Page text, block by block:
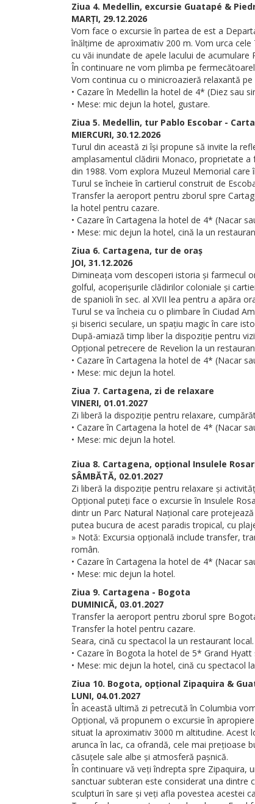
Ziua 4. Medellin, excursie Guatapé &
MARȚI, 29.12.2026
Vom face o excursie în partea de est a
înălțime de aproximativ 200 m. Vom urca
cu văi inundate de apele lacului de acumulare
În continuare ne vom plimba pe
Vom continua cu o minicroazieră relaxantă
• Cazare în Medellin la hotel de 4* (Diez sau
• Mese: mic dejun la hotel, gustare.
Ziua 5. Medellin, tur Pablo Escobar -
MIERCURI, 30.12.2026
Turul din această zi își propune să invite la
amplasamentul clădirii Monaco, proprietate
din 1988. Vom explora Muzeul Memorial
Turul se încheie în cartierul construit de
Transfer la aeroport pentru zborul spre
la hotel pentru cazare.
• Cazare în Cartagena la hotel de 4* (Nacar
• Mese: mic dejun la hotel, cină la un
Ziua 6. Cartagena, tur de oraș
JOI, 31.12.2026
Dimineața vom descoperi istoria și farmecul
golful, acoperișurile clădirilor coloniale și
de spanioli în sec. al XVII lea pentru a apăra
Turul se va încheia cu o plimbare în Ciudad
și biserici seculare, un spațiu magic în care
După-amiază timp liber la dispoziție pentru
Opțional petrecere de Revelion la un
• Cazare în Cartagena la hotel de 4* (Nacar
• Mese: mic dejun la hotel.
Ziua 7. Cartagena, zi de relaxare
VINERI, 01.01.2027
Zi liberă la dispoziție pentru relaxare,
• Cazare în Cartagena la hotel de 4* (Nacar
• Mese: mic dejun la hotel.
Ziua 8. Cartagena, opțional Insulele
SÂMBĂTĂ, 02.01.2027
Zi liberă la dispoziție pentru relaxare și
Opțional puteți face o excursie în Insulele
dintr un Parc Natural Național care
putea bucura de acest paradis tropical, cu
» Notă: Excursia opțională include transfer,
român.
• Cazare în Cartagena la hotel de 4* (Nacar
• Mese: mic dejun la hotel.
Ziua 9. Cartagena - Bogota
DUMINICĂ, 03.01.2027
Transfer la aeroport pentru zborul spre
Transfer la hotel pentru cazare.
Seara, cină cu spectacol la un restaurant local.
• Cazare în Bogota la hotel de 5* Grand Hyatt
• Mese: mic dejun la hotel, cină cu spectacol
Ziua 10. Bogota, opțional Zipaquira &
LUNI, 04.01.2027
În această ultimă zi petrecută în Columbia
Opțional, vă propunem o excursie în
situat la aproximativ 3000 m altitudine. Acest
arunca în lac, ca ofrandă, cele mai prețioase
căsuțele sale albe și atmosferă pașnică.
În continuare vă veți îndrepta spre Zipaquira,
sanctuar subteran este considerat una dintre
sculpturi în sare și veți afla povestea acestei